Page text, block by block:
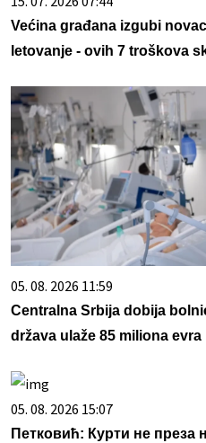
Većina građana izgubi
letovanje - ovih 7 troškova
05. 08. 2026 11:59
Centralna Srbija dobija
država ulaže 85 miliona evra
05. 08. 2026 15:07
Петковић: Курти не преза